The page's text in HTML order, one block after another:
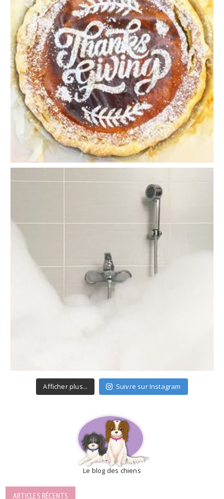
Afficher plus... Suivre sur Instagram
Le blog des chiens
ARTICLES RÉCENTS